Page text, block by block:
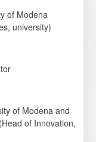
of Modena
university)
of Modena and
(Head of Innovation,